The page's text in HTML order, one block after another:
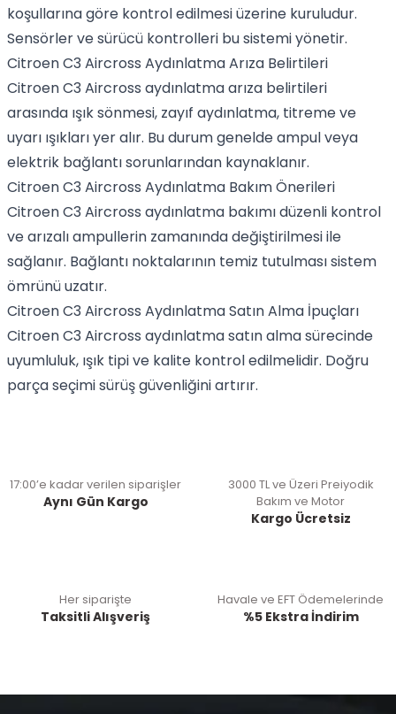
koşullarına göre kontrol edilmesi üzerine kuruludur.
Sensörler ve sürücü kontrolleri bu sistemi yönetir.
Citroen C3 Aircross Aydınlatma Arıza Belirtileri
Citroen C3 Aircross aydınlatma arıza belirtileri
arasında ışık sönmesi, zayıf aydınlatma, titreme ve
uyarı ışıkları yer alır. Bu durum genelde ampul veya
elektrik bağlantı sorunlarından kaynaklanır.
Citroen C3 Aircross Aydınlatma Bakım Önerileri
Citroen C3 Aircross aydınlatma bakımı düzenli kontrol
ve arızalı ampullerin zamanında değiştirilmesi ile
sağlanır. Bağlantı noktalarının temiz tutulması sistem
ömrünü uzatır.
Citroen C3 Aircross Aydınlatma Satın Alma İpuçları
Citroen C3 Aircross aydınlatma satın alma sürecinde
uyumluluk, ışık tipi ve kalite kontrol edilmelidir. Doğru
parça seçimi sürüş güvenliğini artırır.
17:00’e kadar verilen siparişler
Aynı Gün Kargo
3000 TL ve Üzeri Preiyodik
Bakım ve Motor
Kargo Ücretsiz
Her siparişte
Taksitli Alışveriş
Havale ve EFT Ödemelerinde
%5 Ekstra İndirim